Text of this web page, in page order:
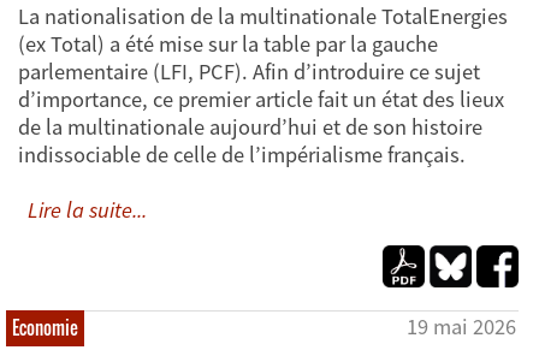
La nationalisation de la multinationale TotalEnergies
(ex Total) a été mise sur la table par la gauche
parlementaire (LFI, PCF). Afin d’introduire ce sujet
d’importance, ce premier article fait un état des lieux
de la multinationale aujourd’hui et de son histoire
indissociable de celle de l’impérialisme français.
Lire la suite...
Economie 19 mai 2026